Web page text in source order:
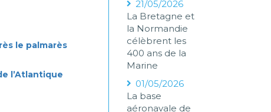
le palmarès
l’Atlantique
21/05/2026
La Bretagne et
la Normandie
célèbrent les
400 ans de la
Marine
01/05/2026
La base
aéronavale de